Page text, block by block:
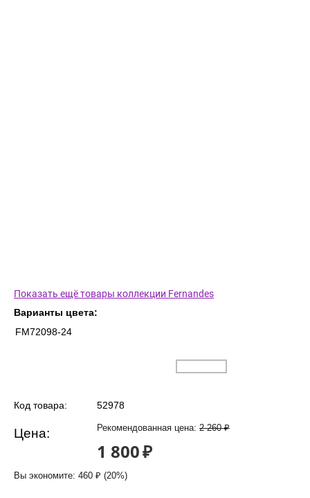
Показать ещё товары коллекции Fernandes
Варианты цвета:
FM72098-24
Код товара: 52978
Рекомендованная цена: 2 260 ₽
Цена:
1 800₽
Вы экономите: 460 ₽ (20%)